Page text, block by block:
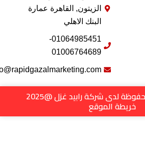
k
a
الزيتون, القاهرة عمارة
البنك الاهلي
01064985451-
01006764689
info@rapidgazalmarketing.com
لدى شركة رابيد غزل @2025
خريطة الموقع